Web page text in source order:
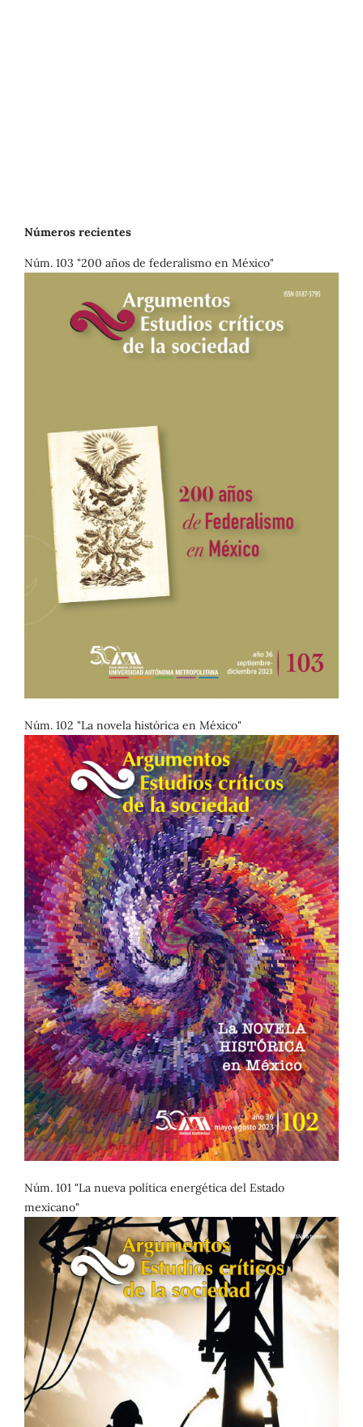
Números recientes
Núm. 103 "200 años de federalismo en México"
Núm. 102 "La novela histórica en México"
Núm. 101 "La nueva política energética del Estado
mexicano"